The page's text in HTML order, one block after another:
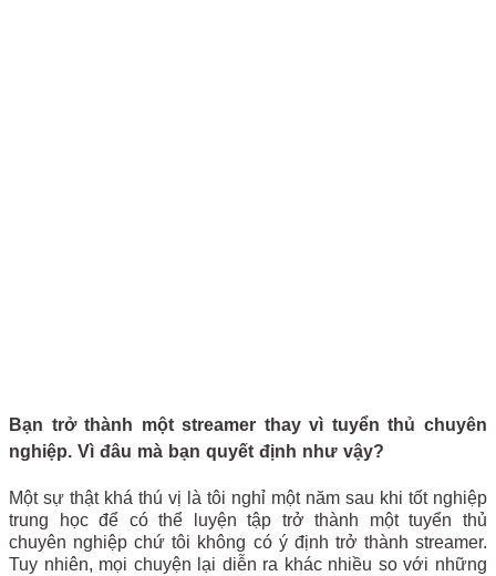
Bạn trở thành một streamer thay vì tuyển thủ chuyên
nghiệp. Vì đâu mà bạn quyết định như vậy?
Một sự thật khá thú vị là tôi nghỉ một năm sau khi tốt nghiệp
trung học để có thể luyện tập trở thành một tuyển thủ
chuyên nghiệp chứ tôi không có ý định trở thành streamer.
Tuy nhiên, mọi chuyện lại diễn ra khác nhiều so với những